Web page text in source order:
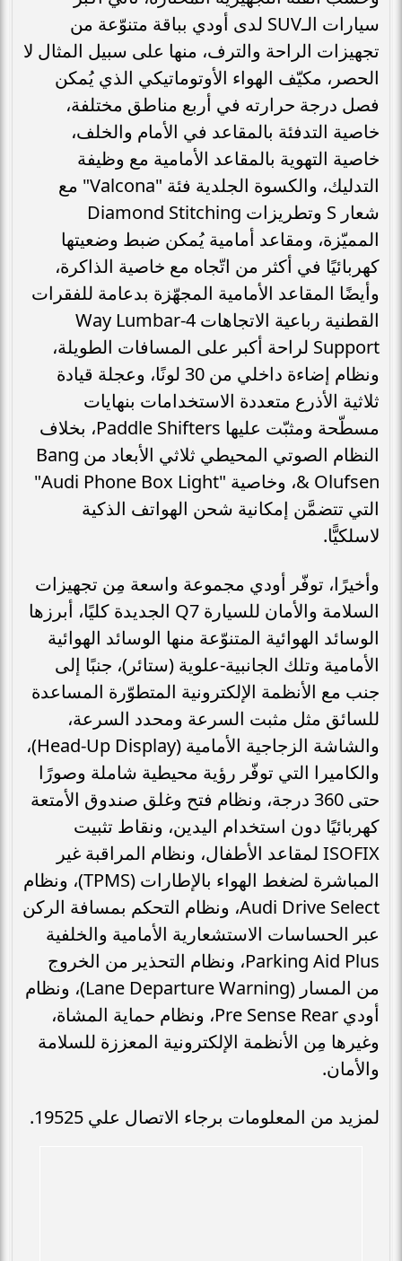
سيارات الـSUV لدى أودي بباقة متنوّعة من
تجهيزات الراحة والترف، منها على سبيل المثال لا
الحصر، مكيّف الهواء الأوتوماتيكي الذي يُمكن
فصل درجة حرارته في أربع مناطق مختلفة،
خاصية التدفئة بالمقاعد في الأمام والخلف،
خاصية التهوية بالمقاعد الأمامية مع وظيفة
التدليك، والكسوة الجلدية فئة "Valcona" مع
شعار S وتطريزات Diamond Stitching
المميّزة، ومقاعد أمامية يُمكن ضبط وضعيتها
كهربائيًا في أكثر من اتّجاه مع خاصية الذاكرة،
وأيضًا المقاعد الأمامية المجهّزة بدعامة للفقرات
القطنية رباعية الاتجاهات 4-Way Lumbar
Support لراحة أكبر على المسافات الطويلة،
ونظام إضاءة داخلي من 30 لونًا، وعجلة قيادة
ثلاثية الأذرع متعددة الاستخدامات بنهايات
مسطّحة ومثبّت عليها Paddle Shifters، بخلاف
النظام الصوتي المحيطي ثلاثي الأبعاد من Bang
& Olufsen، وخاصية "Audi Phone Box Light"
التي تتضمَّن إمكانية شحن الهواتف الذكية
لاسلكيًّا.
وأخيرًا، توفّر أودي مجموعة واسعة مِن تجهيزات
السلامة والأمان للسيارة Q7 الجديدة كليًا، أبرزها
الوسائد الهوائية المتنوّعة منها الوسائد الهوائية
الأمامية وتلك الجانبية-علوية (ستائر)، جنبًا إلى
جنب مع الأنظمة الإلكترونية المتطوّرة المساعدة
للسائق مثل مثبت السرعة ومحدد السرعة،
والشاشة الزجاجية الأمامية (Head-Up Display)،
والكاميرا التي توفّر رؤية محيطية شاملة وصورًا
حتى 360 درجة، ونظام فتح وغلق صندوق الأمتعة
كهربائيًا دون استخدام اليدين، ونقاط تثبيت
ISOFIX لمقاعد الأطفال، ونظام المراقبة غير
المباشرة لضغط الهواء بالإطارات (TPMS)، ونظام
Audi Drive Select، ونظام التحكم بمسافة الركن
عبر الحساسات الاستشعارية الأمامية والخلفية
Parking Aid Plus، ونظام التحذير من الخروج
من المسار (Lane Departure Warning)، ونظام
أودي Pre Sense Rear، ونظام حماية المشاة،
وغيرها مِن الأنظمة الإلكترونية المعززة للسلامة
والأمان.
لمزيد من المعلومات برجاء الاتصال علي 19525.